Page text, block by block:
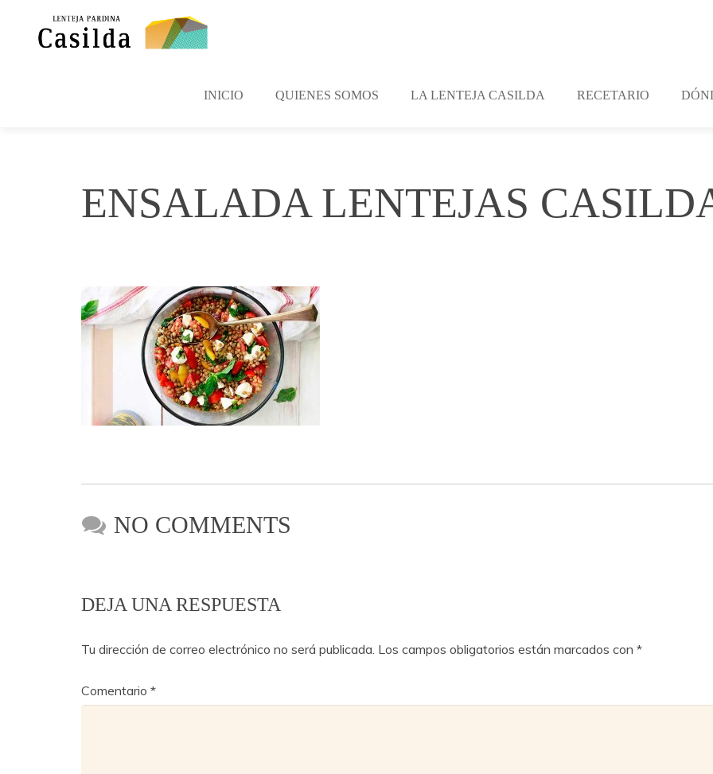
INICIO QUIENES SOMOS LA LENTEJA CASILDA RECETARIO
ENSALADA LENTEJAS
NO COMMENTS
DEJA UNA RESPUESTA
Tu dirección de correo electrónico no será publicada. Los campos obligatorios están marcados con *
Comentario *